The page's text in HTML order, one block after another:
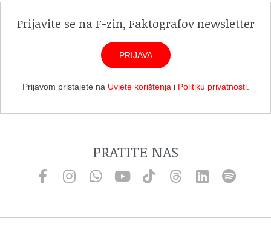
Prijavite se na F-zin, Faktografov newsletter
PRIJAVA
Prijavom pristajete na Uvjete korištenja i Politiku privatnosti.
PRATITE NAS